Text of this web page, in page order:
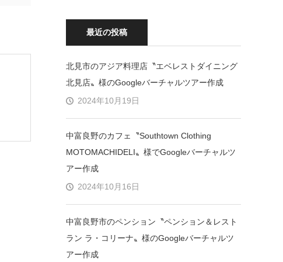
最近の投稿
北見市のアジア料理店〝エベレストダイニング
北見店〟様のGoogleバーチャルツアー作成
2024年10月19日
中富良野のカフェ〝Southtown Clothing
MOTOMACHIDELI〟様でGoogleバーチャルツ
アー作成
2024年10月16日
中富良野市のペンション〝ペンション＆レスト
ラン ラ・コリーナ〟様のGoogleバーチャルツ
アー作成